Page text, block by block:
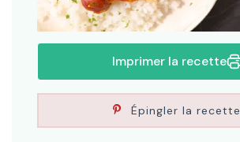
Imprimer la recette
Épingler la recette